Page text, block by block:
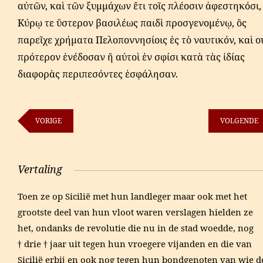
αὐτῶν, καὶ τῶν ξυμμάχων ἔτι τοῖς πλέοσιν ἀφεστηκόσι,
Κύρῳ τε ὕστερον βασιλέως παιδὶ προσγενομένῳ, ὃς
παρεῖχε χρήματα Πελοποννησίοις ἐς τὸ ναυτικόν, καὶ
πρότερον ἐνέδοσαν ἢ αὐτοὶ ἐν σφίσι κατὰ τὰς ἰδίας
διαφορὰς περιπεσόντες ἐσφάλησαν.
VORIGE VOLGENDE
Vertaling
Toen ze op Sicilië met hun landleger maar ook met het
grootste deel van hun vloot waren verslagen hielden ze
het, ondanks de revolutie die nu in de stad woedde, nog
† drie † jaar uit tegen hun vroegere vijanden en die van
Sicilië erbij en ook nog tegen hun bondgenoten van wie